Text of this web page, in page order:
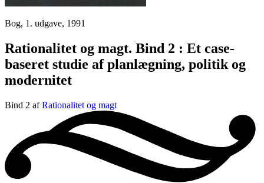
Bog, 1. udgave, 1991
Rationalitet og magt. Bind 2 : Et case-
baseret studie af planlægning, politik og
modernitet
Bind 2 afRationalitet og magt